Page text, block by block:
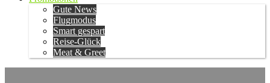
Gute News
Flugmodus
Smart gespart
Reise-Glück
Meat & Greet